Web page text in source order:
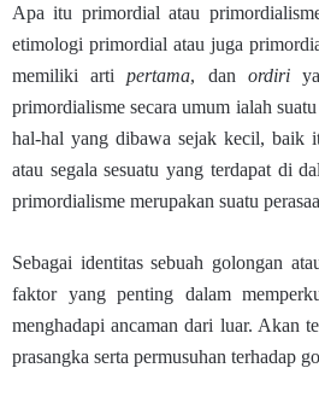
Apa itu primordial atau
etimologi primordial atau juga
memiliki artipertama, dan ordiri
primordialisme secara umum ialah
hal-hal yang dibawa sejak kecil, baik
atau segala sesuatu yang terdapat di
primordialisme merupakan suatu
Sebagai identitas sebuah golongan
faktor yang penting dalam
menghadapi ancaman dari luar. Akan
prasangka serta permusuhan terhadap